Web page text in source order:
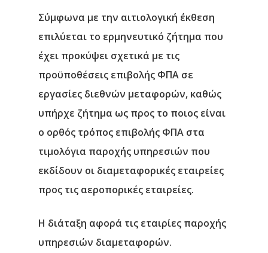
Σύμφωνα με την αιτιολογική έκθεση
επιλύεται το ερμηνευτικό ζήτημα που
έχει προκύψει σχετικά με τις
προϋποθέσεις επιβολής ΦΠΑ σε
εργασίες διεθνών μεταφορών, καθώς
υπήρχε ζήτημα ως προς το ποιος είναι
ο ορθός τρόπος επιβολής ΦΠΑ στα
τιμολόγια παροχής υπηρεσιών που
εκδίδουν οι διαμεταφορικές εταιρείες
προς τις αεροπορικές εταιρείες.
Η διάταξη αφορά τις εταιρίες παροχής
υπηρεσιών διαμεταφορών.